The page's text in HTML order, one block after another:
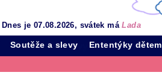
Dnes je 07.08.2026, svátek máLada
Soutěže a slevy Ententýky dětem